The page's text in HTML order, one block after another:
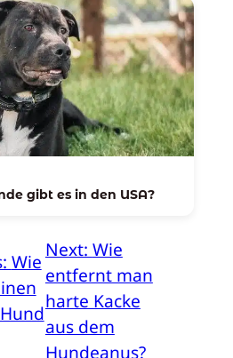
gibt es in den USA?
Wie
Next: Wie
entfernt man
harte Kacke
aus dem
Hundeanus?